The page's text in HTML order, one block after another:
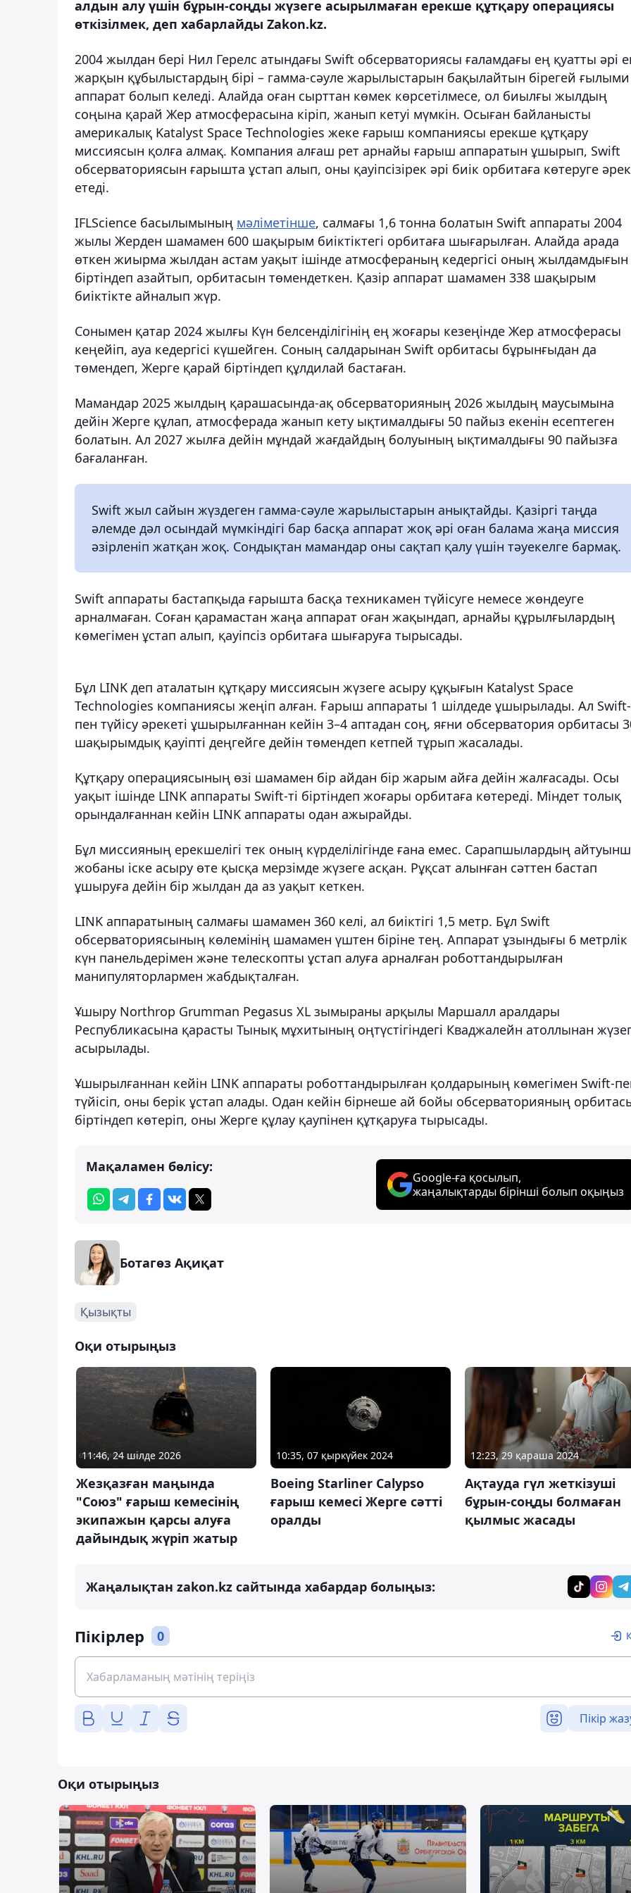
алдын алу үшін бұрын-соңды жүзеге асырылмаған ерекше құтқару операциясы
өткізілмек, деп хабарлайды Zakon.kz.
2004 жылдан бері Нил Герелс атындағы Swift обсерваториясы ғаламдағы ең қуатты әрі
жарқын құбылыстардың бірі – гамма-сәуле жарылыстарын бақылайтын бірегей ғылыми
аппарат болып келеді. Алайда оған сырттан көмек көрсетілмесе, ол биылғы жылдың
соңына қарай Жер атмосферасына кіріп, жанып кетуі мүмкін. Осыған байланысты
америкалық Katalyst Space Technologies жеке ғарыш компаниясы ерекше құтқару
миссиясын қолға алмақ. Компания алғаш рет арнайы ғарыш аппаратын ұшырып, Swift
обсерваториясын ғарышта ұстап алып, оны қауіпсізірек әрі биік орбитаға көтеруге
етеді.
IFLScience басылымының мәліметінше, салмағы 1,6 тонна болатын Swift аппараты 2004
жылы Жерден шамамен 600 шақырым биіктіктегі орбитаға шығарылған. Алайда арада
өткен жиырма жылдан астам уақыт ішінде атмосфераның кедергісі оның жылдамдығын
біртіндеп азайтып, орбитасын төмендеткен. Қазір аппарат шамамен 338 шақырым
биіктікте айналып жүр.
Сонымен қатар 2024 жылғы Күн белсенділігінің ең жоғары кезеңінде Жер атмосферасы
кеңейіп, ауа кедергісі күшейген. Соның салдарынан Swift орбитасы бұрынғыдан да
төмендеп, Жерге қарай біртіндеп құлдилай бастаған.
Мамандар 2025 жылдың қарашасында-ақ обсерваторияның 2026 жылдың маусымына
дейін Жерге құлап, атмосферада жанып кету ықтималдығы 50 пайыз екенін есептеген
болатын. Ал 2027 жылға дейін мұндай жағдайдың болуының ықтималдығы 90 пайызға
бағаланған.
Swift жыл сайын жүздеген гамма-сәуле жарылыстарын анықтайды. Қазіргі таңда
әлемде дәл осындай мүмкіндігі бар басқа аппарат жоқ әрі оған балама жаңа миссия
әзірленіп жатқан жоқ. Сондықтан мамандар оны сақтап қалу үшін тәуекелге бармақ.
Swift аппараты бастапқыда ғарышта басқа техникамен түйісуге немесе жөндеуге
арналмаған. Соған қарамастан жаңа аппарат оған жақындап, арнайы құрылғылардың
көмегімен ұстап алып, қауіпсіз орбитаға шығаруға тырысады.
Бұл LINK деп аталатын құтқару миссиясын жүзеге асыру құқығын Katalyst Space
Technologies компаниясы жеңіп алған. Ғарыш аппараты 1 шілдеде ұшырылады. Ал Swift-
пен түйісу әрекеті ұшырылғаннан кейін 3–4 аптадан соң, яғни обсерватория орбитасы
шақырымдық қауіпті деңгейге дейін төмендеп кетпей тұрып жасалады.
Құтқару операциясының өзі шамамен бір айдан бір жарым айға дейін жалғасады. Осы
уақыт ішінде LINK аппараты Swift-ті біртіндеп жоғары орбитаға көтереді. Міндет толық
орындалғаннан кейін LINK аппараты одан ажырайды.
Бұл миссияның ерекшелігі тек оның күрделілігінде ғана емес. Сарапшылардың
жобаны іске асыру өте қысқа мерзімде жүзеге асқан. Рұқсат алынған сәттен бастап
ұшыруға дейін бір жылдан да аз уақыт кеткен.
LINK аппаратының салмағы шамамен 360 келі, ал биіктігі 1,5 метр. Бұл Swift
обсерваториясының көлемінің шамамен үштен біріне тең. Аппарат ұзындығы 6 метрлік
күн панельдерімен және телескопты ұстап алуға арналған роботтандырылған
манипуляторлармен жабдықталған.
Ұшыру Northrop Grumman Pegasus XL зымыраны арқылы Маршалл аралдары
Республикасына қарасты Тынық мұхитының оңтүстігіндегі Кваджалейн атоллынан
асырылады.
Ұшырылғаннан кейін LINK аппараты роботтандырылған қолдарының көмегімен Swift-
түйісіп, оны берік ұстап алады. Одан кейін бірнеше ай бойы обсерваторияның
біртіндеп көтеріп, оны Жерге құлау қаупінен құтқаруға тырысады.
Мақаламен бөлісу:
Google-ға қосылып,
жаңалықтарды бірінші болып оқыңыз
Ботагөз Ақиқат
Қызықты
Оқи отырыңыз
11:46, 24 шілде 2026
Жезқазған маңында
"Союз" ғарыш кемесінің
экипажын қарсы алуға
дайындық жүріп жатыр
10:35, 07 қыркүйек 2024
Boeing Starliner Calypso
ғарыш кемесі Жерге сәтті
оралды
12:23, 29 қараша 2024
Ақтауда гүл жеткізуші
бұрын-соңды болмаған
қылмыс жасады
Жаңалықтан zakon.kz сайтында хабардар болыңыз:
Пікірлер 0
Пікір
Оқи отырыңыз